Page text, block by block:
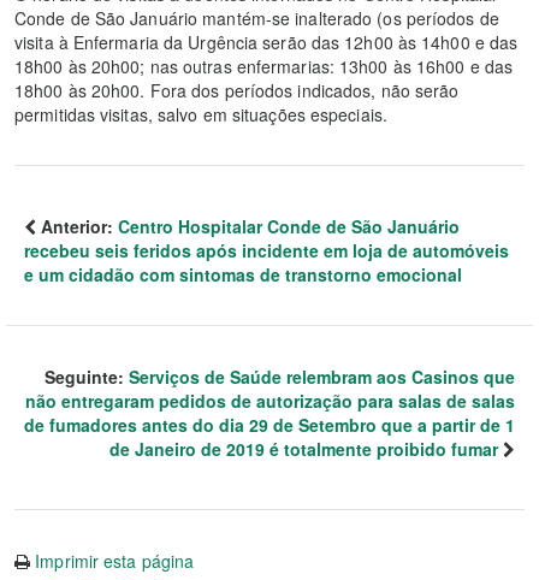
Conde de São Januário mantém-se inalterado (os períodos de
visita à Enfermaria da Urgência serão das 12h00 às 14h00 e das
18h00 às 20h00; nas outras enfermarias: 13h00 às 16h00 e das
18h00 às 20h00. Fora dos períodos indicados, não serão
permitidas visitas, salvo em situações especiais.
Anterior: Centro Hospitalar Conde de São Januário
recebeu seis feridos após incidente em loja de automóveis
e um cidadão com sintomas de transtorno emocional
Seguinte: Serviços de Saúde relembram aos Casinos que
não entregaram pedidos de autorização para salas de salas
de fumadores antes do dia 29 de Setembro que a partir de 1
de Janeiro de 2019 é totalmente proibido fumar
Imprimir esta página